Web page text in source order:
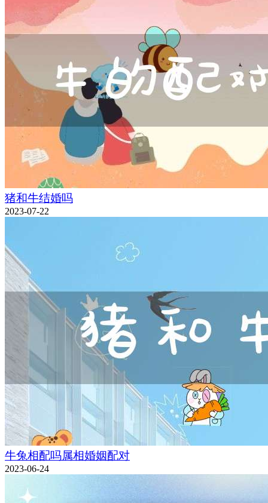
猪和牛结婚吗
2023-07-22
牛兔相配吗属相婚姻配对
2023-06-24